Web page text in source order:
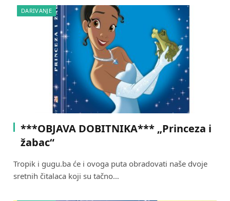
DARIVANJE
***OBJAVA DOBITNIKA*** „Princeza i
žabac“
Tropik i gugu.ba će i ovoga puta obradovati naše dvoje
sretnih čitalaca koji su tačno…